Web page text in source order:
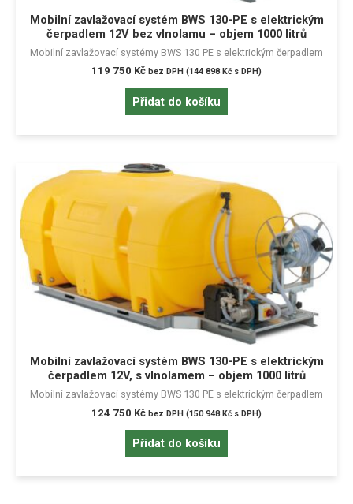
Mobilní zavlažovací systém BWS 130-PE s elektrickým
čerpadlem 12V bez vlnolamu – objem 1000 litrů
Mobilní zavlažovací systémy BWS 130 PE s elektrickým čerpadlem
119 750 Kč bez DPH (144 898 Kč s DPH)
Přidat do košíku
Mobilní zavlažovací systém BWS 130-PE s elektrickým
čerpadlem 12V, s vlnolamem – objem 1000 litrů
Mobilní zavlažovací systémy BWS 130 PE s elektrickým čerpadlem
124 750 Kč bez DPH (150 948 Kč s DPH)
Přidat do košíku